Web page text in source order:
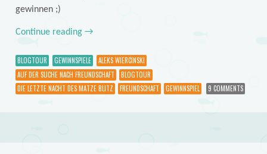
gewinnen ;)
Continue reading →
BLOGTOUR GEWINNSPIELE
ALEKS WIERCINSKI
AUF DER SUCHE NACH FREUNDSCHAFT
BLOGTOUR
DIE LETZTE NACHT DES MATZE BLITZ
FREUNDSCHAFT GEWINNSPIEL 9 COMMENTS